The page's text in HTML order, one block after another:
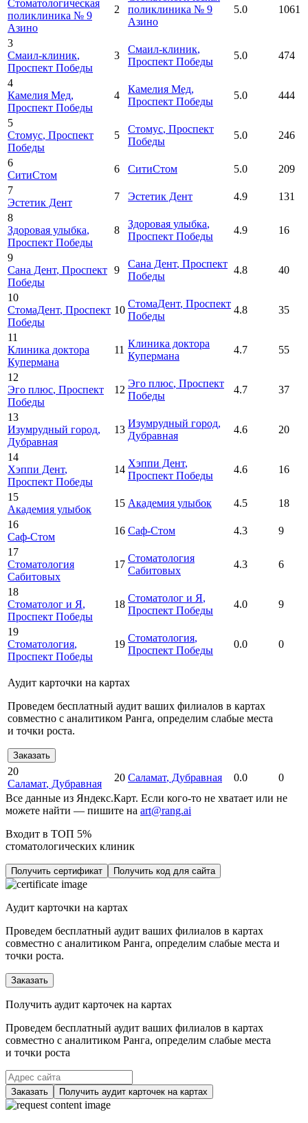
Стоматологическая
поликлиника № 9
Азино
2
поликлиника № 9
Азино
5.0 1061
3
Смаил-клиник,
Проспект Победы
3
Смаил-клиник,
Проспект Победы
5.0 474
4
Камелия Мед,
Проспект Победы
4
Камелия Мед,
Проспект Победы
5.0 444
5
Стомус, Проспект
Победы
5
Стомус, Проспект
Победы
5.0 246
6
СитиСтом
6 СитиСтом 5.0
209
7
Эстетик Дент
7 Эстетик Дент 4.9
131
8
Здоровая улыбка,
Проспект Победы
8
Здоровая улыбка,
Проспект Победы
4.9 16
9
Сана Дент, Проспект
Победы
9
Сана Дент, Проспект
Победы
4.8 40
10
СтомаДент, Проспект
Победы
10
СтомаДент, Проспект
Победы
4.8 35
11
Клиника доктора
Купермана
11
Клиника доктора
Купермана
4.7 55
12
Эго плюс, Проспект
Победы
12
Эго плюс, Проспект
Победы
4.7 37
13
Изумрудный город,
Дубравная
13
Изумрудный город,
Дубравная
4.6 20
14
Хэппи Дент,
Проспект Победы
14
Хэппи Дент,
Проспект Победы
4.6 16
15
Академия улыбок
15 Академия улыбок 4.5
18
16
Саф-Стом
16 Саф-Стом 4.3
9
17
Стоматология
Сабитовых
17
Стоматология
Сабитовых
4.3 6
18
Стоматолог и Я,
Проспект Победы
18
Стоматолог и Я,
Проспект Победы
4.0 9
19
Стоматология,
Проспект Победы
19
Стоматология,
Проспект Победы
0.0 0
Аудит карточки на картах
Проведем бесплатный аудит ваших филиалов в картах
совместно с аналитиком Ранга, определим слабые места
и точки роста.
Заказать
20
Саламат, Дубравная
20 Саламат, Дубравная 0.0
0
Все данные из Яндекс.Карт. Если кого-то не хватает или не
можете найти — пишите на art@rang.ai
Входит в ТОП 5%
стоматологических клиник
Получить сертификат Получить код для сайта
Аудит карточки на картах
Проведем бесплатный аудит ваших филиалов в картах
совместно с аналитиком Ранга, определим слабые места и
точки роста.
Заказать
Получить аудит карточек на картах
Проведем бесплатный аудит ваших филиалов в картах
совместно с аналитиком Ранга, определим слабые места
и точки роста
Заказать Получить аудит карточек на картах